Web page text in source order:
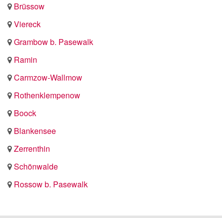
Brüssow
Viereck
Grambow b. Pasewalk
Ramin
Carmzow-Wallmow
Rothenklempenow
Boock
Blankensee
Zerrenthin
Schönwalde
Rossow b. Pasewalk